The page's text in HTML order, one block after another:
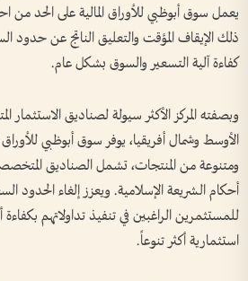
يعمل سوق أبوظبي للأوراق المالية على الحد من
ذلك الإيقاف المؤقت والتعليق الناتج عن حدود
كفاءة آلية التسعير والسوق بشكل عام.
وبصفته المركز الأكثر سيولة لصناديق الاستثمار
الأوسط وشمال أفريقيا، يوفر سوق أبوظبي
ومتنوعة من المنتجات، تشمل الصناديق
أحكام الشريعة الإسلامية. ويعزز إلغاء الحدود
للمستثمرين الراغبين في تنفيذ تداولاتهم
استثمارية أكثر تنوعاً.